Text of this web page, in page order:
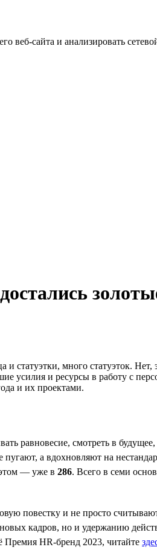
веб-сайта и анализировать
статуэтки, много статуэток.
усилия и ресурсы в работу с
и их проектами.
равновесие, смотреть в
а вдохновляют на
— уже в 286. Всего в семи
повестку и не просто
кадров, но и удержанию
Премия HR-бренд 2023, читайте